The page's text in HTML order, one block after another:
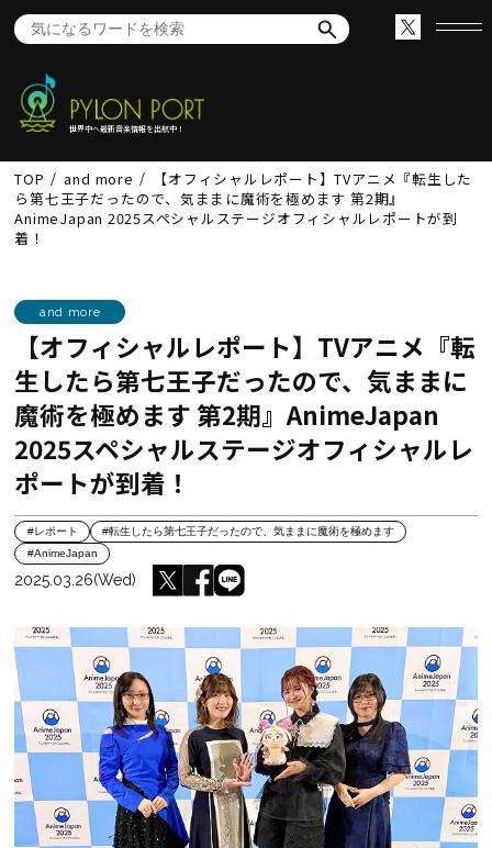
世界中へ最新音楽情報を出航中！
TOP and more
【オフィシャルレポート】TVアニメ『転生した
ら第七王子だったので、気ままに魔術を極めます 第2期』
AnimeJapan 2025スペシャルステージオフィシャルレポートが到
着！
and more
【オフィシャルレポート】TVアニメ『転
生したら第七王子だったので、気ままに
魔術を極めます 第2期』AnimeJapan
2025スペシャルステージオフィシャルレ
ポートが到着！
#レポート
#転生したら第七王子だったので、気ままに魔術を極めます
#AnimeJapan
2025.03.26(Wed)